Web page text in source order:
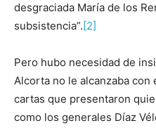
desgraciada María de los
subsistencia”. [2]
Pero hubo necesidad de
Alcorta no le alcanzaba con
cartas que presentaron
como los generales Díaz